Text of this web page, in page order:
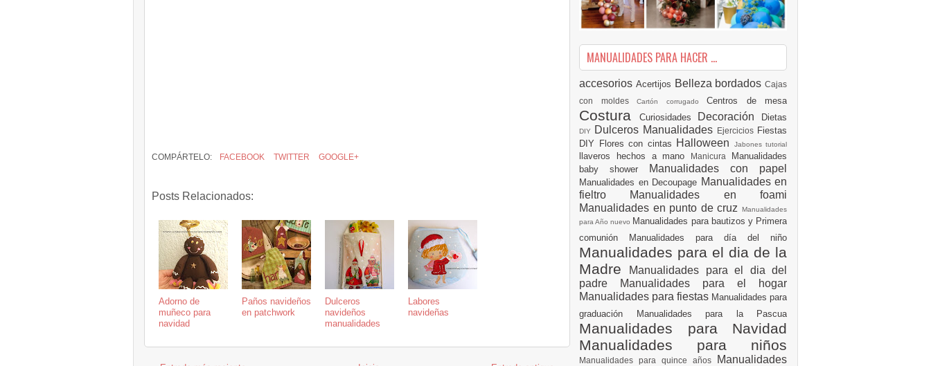
COMPÁRTELO: FACEBOOK TWITTER GOOGLE+
Posts Relacionados:
Adorno de
muñeco para
navidad
Paños navideños
en patchwork
Dulceros
navideños
manualidades
Labores
navideñas
MANUALIDADES PARA HACER ...
accesorios Acertijos Belleza bordados Cajas
con moldes Cartón corrugado Centros de mesa
Costura Curiosidades Decoración Dietas
DIY Dulceros Manualidades Ejercicios Fiestas
DIY Flores con cintas Halloween Jabones tutorial
llaveros hechos a mano Manicura Manualidades
baby shower
Manualidades con papel
Manualidades en Decoupage Manualidades en
fieltro Manualidades en foami
Manualidades en punto de cruz
Manualidades
para Año nuevo Manualidades para bautizos y Primera
comunión Manualidades para día del niño
Manualidades para el dia de la
Madre
Manualidades para el dia del
padre
Manualidades para el hogar
Manualidades para fiestas Manualidades para
graduación Manualidades para la Pascua
Manualidades para Navidad
Manualidades para niños
Manualidades para quince años
Manualidades